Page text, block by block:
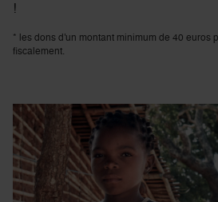
!
* les dons d'un montant minimum de 40 euros
fiscalement.